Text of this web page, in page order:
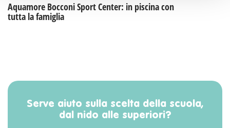
Aquamore Bocconi Sport Center: in piscina con
tutta la famiglia
Serve aiuto sulla scelta della scuola,
dal nido alle superiori?